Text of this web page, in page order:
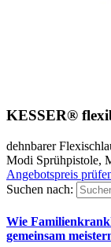
KESSER®
dehnbarer
Modi Sprühpistole,
Angebotspreis
Suchen nach:
Wie
gemeinsam